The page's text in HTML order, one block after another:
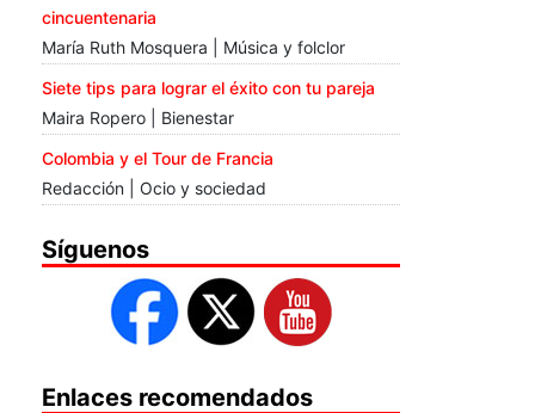
cincuentenaria
María Ruth Mosquera | Música y folclor
Siete tips para lograr el éxito con tu pareja
Maira Ropero | Bienestar
Colombia y el Tour de Francia
Redacción | Ocio y sociedad
Síguenos
Enlaces recomendados